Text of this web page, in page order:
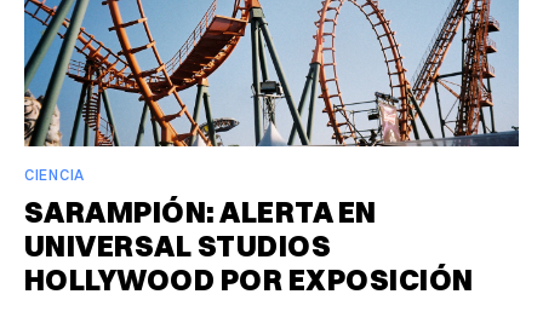
CIENCIA
SARAMPIÓN: ALERTA EN
UNIVERSAL STUDIOS
HOLLYWOOD POR EXPOSICIÓN